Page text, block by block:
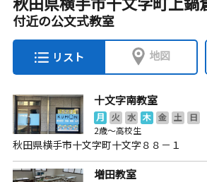
付近の公文式教室
リスト 地図
十文字南教室
月 火 水 木 金 土
日
2歳～高校生
秋田県横手市十文字町十文字８８－１
増田教室